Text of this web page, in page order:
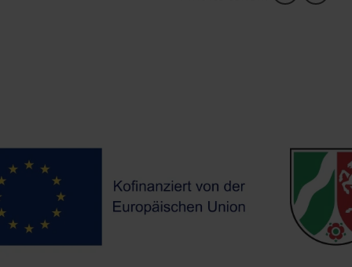
m abgeteuft, bevor die Grube Diepenlinchen
der Kuckucksschacht der Albertsgrube befinden sich
gegenüber, entlang der gemeinsamen
Konzessionsgrenze.
Da Schacht „IX Ravelsberg“ 70 m tiefer abgeteuft war
als der Kuckucksschacht, wurden über diesen